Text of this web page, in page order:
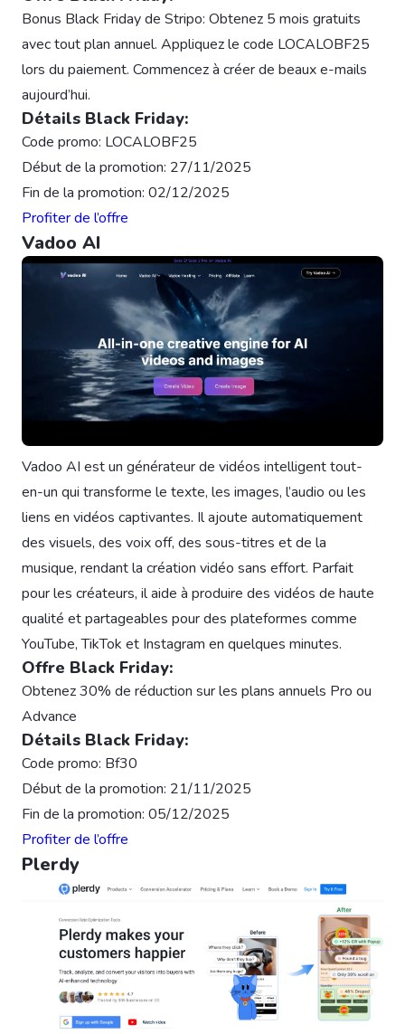
Bonus Black Friday de Stripo: Obtenez 5 mois gratuits
avec tout plan annuel. Appliquez le code LOCALOBF25
lors du paiement. Commencez à créer de beaux e-mails
aujourd’hui.
Détails Black Friday:
Code promo: LOCALOBF25
Début de la promotion: 27/11/2025
Fin de la promotion: 02/12/2025
Profiter de l’offre
Vadoo AI
Vadoo AI est un générateur de vidéos intelligent tout-
en-un qui transforme le texte, les images, l’audio ou les
liens en vidéos captivantes. Il ajoute automatiquement
des visuels, des voix off, des sous-titres et de la
musique, rendant la création vidéo sans effort. Parfait
pour les créateurs, il aide à produire des vidéos de haute
qualité et partageables pour des plateformes comme
YouTube, TikTok et Instagram en quelques minutes.
Offre Black Friday:
Obtenez 30% de réduction sur les plans annuels Pro ou
Advance
Détails Black Friday:
Code promo: Bf30
Début de la promotion: 21/11/2025
Fin de la promotion: 05/12/2025
Profiter de l’offre
Plerdy